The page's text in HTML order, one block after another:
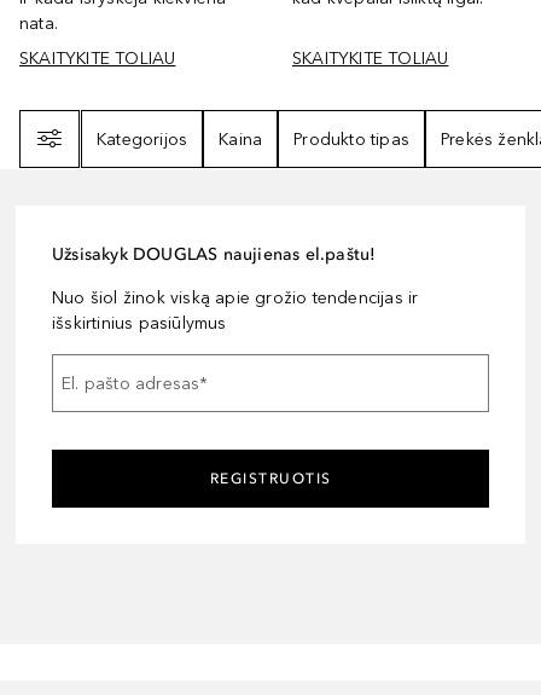
nata.
SKAITYKITE TOLIAU
SKAITYKITE TOLIAU
Kategorijos
Kaina Produkto tipas Prekės
Užsisakyk DOUGLAS naujienas el.paštu!
Nuo šiol žinok viską apie grožio tendencijas ir
išskirtinius pasiūlymus
El. pašto adresas*
REGISTRUOTIS